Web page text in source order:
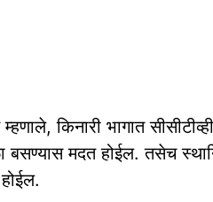
म्हणाले, किनारी भागात
बसण्यास मदत होईल. तसेच
होईल.